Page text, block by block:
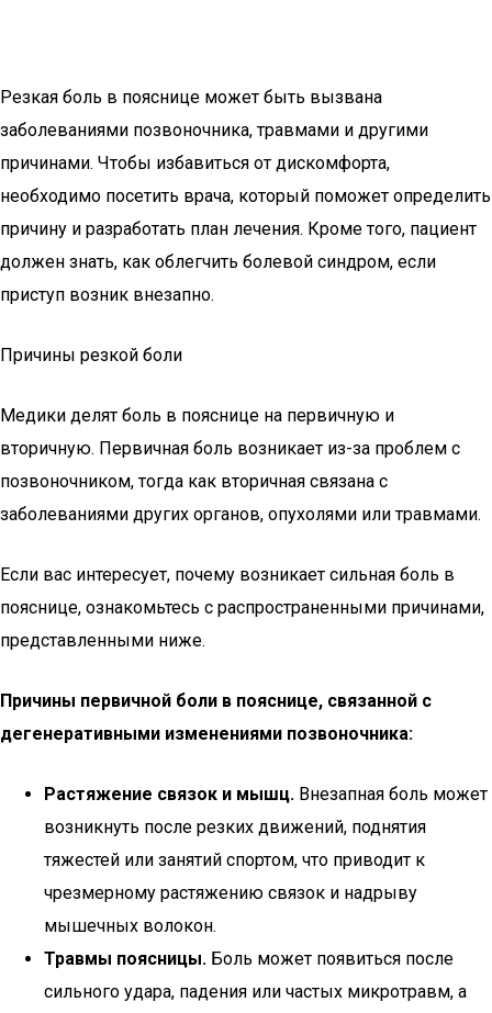
Резкая боль в пояснице может быть вызвана
заболеваниями позвоночника, травмами и другими
причинами. Чтобы избавиться от дискомфорта,
необходимо посетить врача, который поможет определить
причину и разработать план лечения. Кроме того, пациент
должен знать, как облегчить болевой синдром, если
приступ возник внезапно.
Причины резкой боли
Медики делят боль в пояснице на первичную и
вторичную. Первичная боль возникает из-за проблем с
позвоночником, тогда как вторичная связана с
заболеваниями других органов, опухолями или травмами.
Если вас интересует, почему возникает сильная боль в
пояснице, ознакомьтесь с распространенными причинами,
представленными ниже.
Причины первичной боли в пояснице, связанной с
дегенеративными изменениями позвоночника:
Растяжение связок и мышц. Внезапная боль может
возникнуть после резких движений, поднятия
тяжестей или занятий спортом, что приводит к
чрезмерному растяжению связок и надрыву
мышечных волокон.
Травмы поясницы. Боль может появиться после
сильного удара, падения или частых микротравм, а